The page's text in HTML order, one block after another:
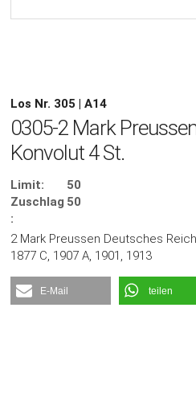
Los Nr. 305 | A14
0305-2 Mark
Konvolut 4 St.
Limit:
50
Zuschlag
:
50
2 Mark Preussen Deutsches
1877 C, 1907 A, 1901, 1913
E-Mail teilen